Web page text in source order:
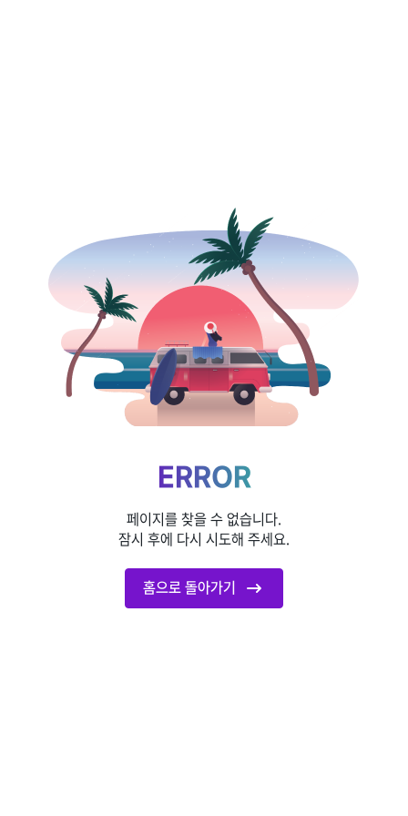
ERROR
페이지를 찾을 수 없습니다.
잠시 후에 다시 시도해 주세요.
홈으로 돌아가기